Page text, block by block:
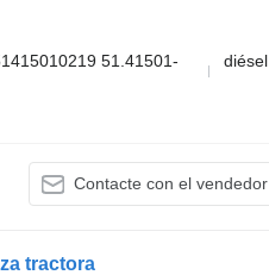
51.41501-
diésel
Contacte con el vendedor
tractora